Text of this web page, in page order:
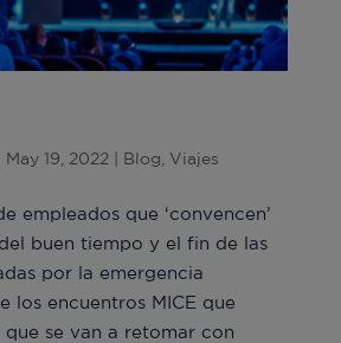
May 19, 2022| Blog Viajes
empleados que ‘convencen’
buen tiempo y el fin de las
por la emergencia
los encuentros MICE que
que se van a retomar con